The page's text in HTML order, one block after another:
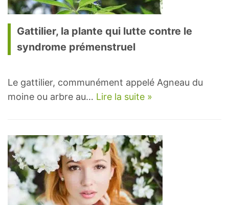
Gattilier, la plante qui lutte contre le
syndrome prémenstruel
Le gattilier, communément appelé Agneau du
moine ou arbre au… Lire la suite »